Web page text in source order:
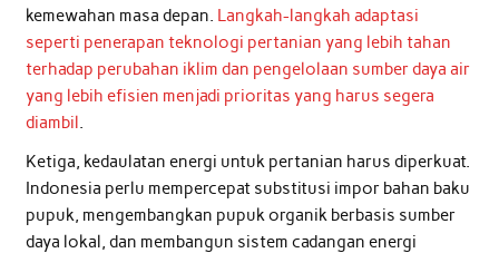
kemewahan masa depan. Langkah-langkah adaptasi
seperti penerapan teknologi pertanian yang lebih tahan
terhadap perubahan iklim dan pengelolaan sumber daya air
yang lebih efisien menjadi prioritas yang harus segera
diambil
Ketiga, kedaulatan energi untuk pertanian harus diperkuat.
Indonesia perlu mempercepat substitusi impor bahan baku
pupuk, mengembangkan pupuk organik berbasis sumber
daya lokal, dan membangun sistem cadangan energi